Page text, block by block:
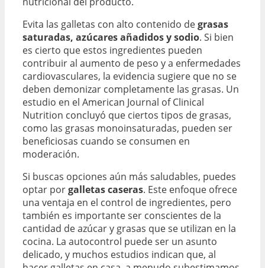
Evita las galletas con alto contenido degrasas
saturadas, azúcares añadidos y sodio. Si bien
es cierto que estos ingredientes pueden
contribuir al aumento de peso y a enfermedades
cardiovasculares, la evidencia sugiere que no se
deben demonizar completamente las grasas. Un
estudio en el American Journal of Clinical
Nutrition concluyó que ciertos tipos de grasas,
como las grasas monoinsaturadas, pueden ser
beneficiosas cuando se consumen en
moderación.
Si buscas opciones aún más saludables, puedes
optar porgalletas caseras. Este enfoque ofrece
una ventaja en el control de ingredientes, pero
también es importante ser conscientes de la
cantidad de azúcar y grasas que se utilizan en la
cocina. La autocontrol puede ser un asunto
delicado, y muchos estudios indican que, al